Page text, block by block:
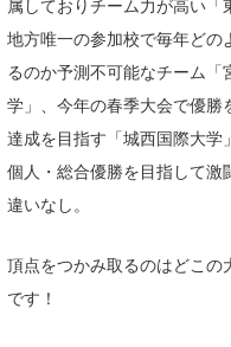
地方唯一の参加校で毎年どの
るのか予測不可能なチーム「
学」、今年の春季大会で優勝
達成を目指す「城西国際大学
個人・総合優勝を目指して激
違いなし。
頂点をつかみ取るのはどこの
です！
ゴン
米山予報士
wanda
予報士 hiro.
Mr.K